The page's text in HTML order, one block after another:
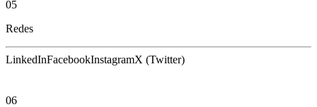
05
Redes
LinkedInFacebookInstagramX (Twitter)
06